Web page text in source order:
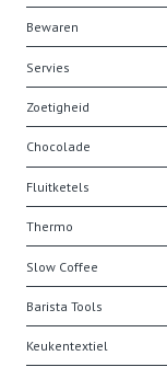
Bewaren
Servies
Zoetigheid
Chocolade
Fluitketels
Thermo
Slow Coffee
Barista Tools
Keukentextiel